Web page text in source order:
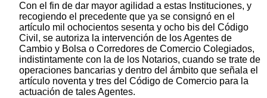
Con el fin de dar mayor agilidad a estas Instituciones, y
recogiendo el precedente que ya se consignó en el
artículo mil ochocientos sesenta y ocho bis del Código
Civil, se autoriza la intervención de los Agentes de
Cambio y Bolsa o Corredores de Comercio Colegiados,
indistintamente con la de los Notarios, cuando se trate de
operaciones bancarias y dentro del ámbito que señala el
artículo noventa y tres del Código de Comercio para la
actuación de tales Agentes.